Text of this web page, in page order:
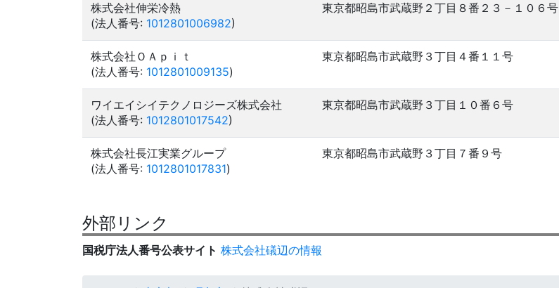
株式会社伸栄冷熱
(法人番号: 1012801006982)
東京都昭島市武蔵野２丁目８番２３－１０６号
株式会社ＯＡｐｉｔ
(法人番号: 1012801009135)
東京都昭島市武蔵野３丁目４番１１号
ワイエイシイテクノロジーズ株式会社
(法人番号: 1012801017542)
東京都昭島市武蔵野３丁目１０番６号
株式会社長江実業グループ
(法人番号: 1012801017831)
東京都昭島市武蔵野３丁目７番９号
外部リンク
国税庁法人番号公表サイト 株式会社礒辺の情報